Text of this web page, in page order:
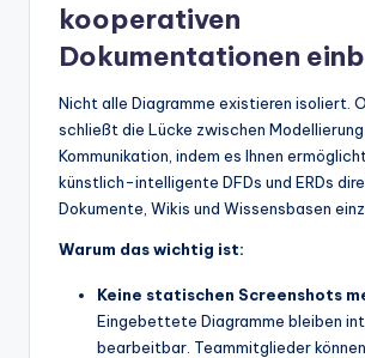
kooperativen
Dokumentationen
Nicht alle Diagramme existieren isoliert.
schließt die Lücke zwischen Modellierung
Kommunikation, indem es Ihnen
künstlich-intelligente DFDs und ERDs
Dokumente, Wikis und Wissensbasen
Warum das wichtig ist:
Keine statischen Screenshots
Eingebettete Diagramme bleiben
bearbeitbar. Teammitglieder